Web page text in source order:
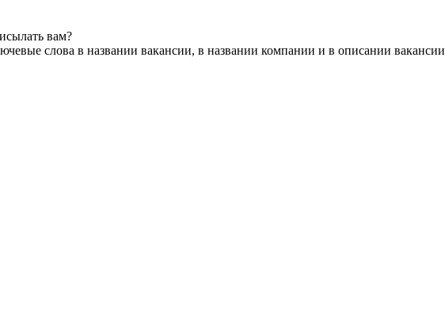
вам?
слова в названии вакансии, в названии компании и в описании вакансии